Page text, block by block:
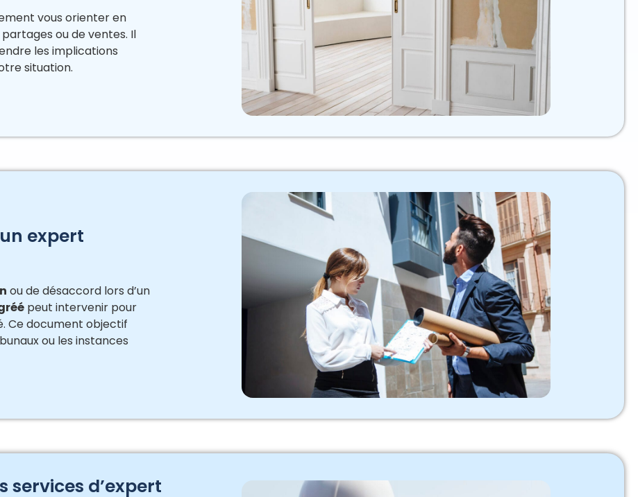
vous orienter en
ou de ventes. Il
les implications
situation.
expert
ou de désaccord lors d’un
peut intervenir pour
Ce document objectif
ou les instances
services d’expert